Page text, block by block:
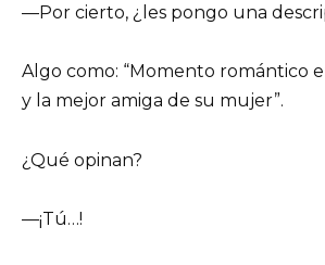
—Por cierto, ¿les pongo una
Algo como: “Momento romántico
y la mejor amiga de su mujer”.
¿Qué opinan?
—¡Tú…!